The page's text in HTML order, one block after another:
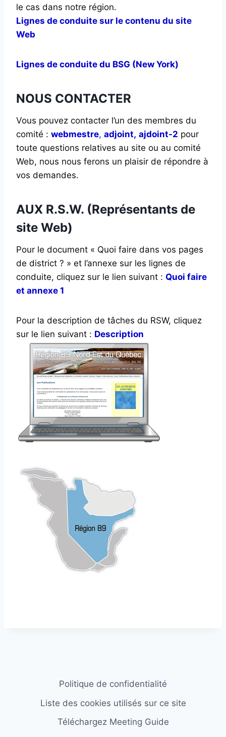
le cas dans notre région.
Lignes de conduite sur le contenu du site
Web
Lignes de conduite du BSG (New York)
NOUS CONTACTER
Vous pouvez contacter l’un des membres du
comité : webmestre, adjoint, ajdoint-2 pour
toute questions relatives au site ou au comité
Web, nous nous ferons un plaisir de répondre à
vos demandes.
AUX R.S.W. (Représentants de
site Web)
Pour le document « Quoi faire dans vos pages
de district ? » et l’annexe sur les lignes de
conduite, cliquez sur le lien suivant : Quoi faire
et annexe 1
Pour la description de tâches du RSW, cliquez
sur le lien suivant : Description
Politique de confidentialité
Liste des cookies utilisés sur ce site
Téléchargez Meeting Guide